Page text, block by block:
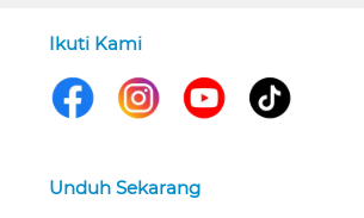
Ikuti Kami
Unduh Sekarang